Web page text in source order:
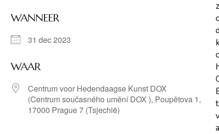
WANNEER
31 dec 2023
WAAR
Centrum voor Hedendaagse Kunst DOX
(Centrum současného umění DOX ), Poupětova 1,
17000 Prague 7 (Tsjechië)